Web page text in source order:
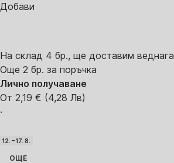
Добави
На склад 4 бр., ще доставим веднага
Още 2 бр. за поръчка
Лично получаване
От 2,19 € (4,28 Лв)
·
12. – 17. 8.
ОЩЕ